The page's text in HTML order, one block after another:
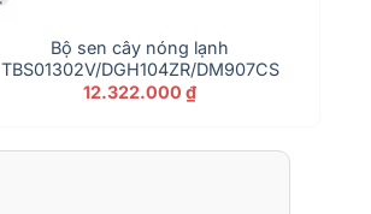
Bộ sen cây nóng lạnh
TBS01302V/DGH104ZR/DM907CS
12.322.000 ₫